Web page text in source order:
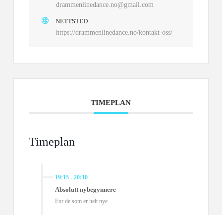
drammenlinedance.no@gmail.com
NETTSTED
https://drammenlinedance.no/kontakt-oss/
TIMEPLAN
Timeplan
19:15- 20:10
Absolutt nybegynnere
For de som er helt nye